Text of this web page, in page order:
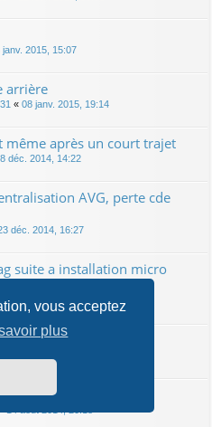
vous acceptez
plus
janv. 2015, 15:07
arrière
« 08 janv. 2015, 19:14
après un court trajet
déc. 2014, 14:22
AVG, perte cde
déc. 2014, 16:27
suite a installation micro
« 15 nov. 2014, 21:47
plus